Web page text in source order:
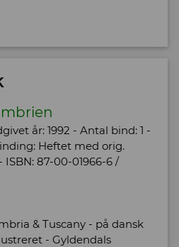
år: 1992 - Antal bind: 1 -
Heftet med orig.
87-00-01966-6 /
& Tuscany - på dansk
- Gyldendals